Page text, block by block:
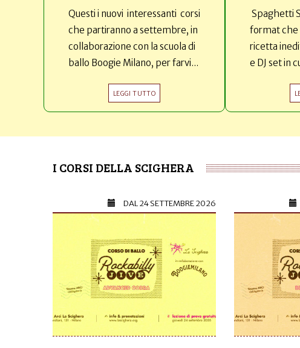
Questi i nuovi interessanti corsi
che partiranno a settembre, in
collaborazione con la scuola di
ballo Boogie Milano, per farvi...
LEGGI TUTTO
Spaghetti
format che
ricetta
e DJ set in
I CORSI DELLA SCIGHERA
DAL24 SETTEMBRE 2026